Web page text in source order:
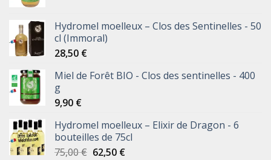
Hydromel moelleux – Clos des Sentinelles - 50
cl (Immoral)
28,50 €
Miel de Forêt BIO - Clos des sentinelles - 400
g
9,90 €
Hydromel moelleux – Elixir de Dragon - 6
bouteilles de 75cl
75,00€ 62,50 €